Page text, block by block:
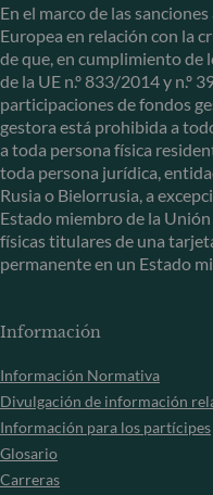
En el marco de las
Europea en relación con la
de que, en cumplimiento de
de la UE n.º 833/2014 y n.º
participaciones de fondos
gestora está prohibida a
a toda persona física
toda persona jurídica,
Rusia o Bielorrusia, a
Estado miembro de la
físicas titulares de una
permanente en un Estado
Información
Información Normativa
Divulgación de información
Información para los partícipes
Glosario
Carreras